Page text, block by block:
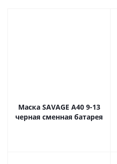
Маска SAVAGE A40 9-13
черная сменная батарея